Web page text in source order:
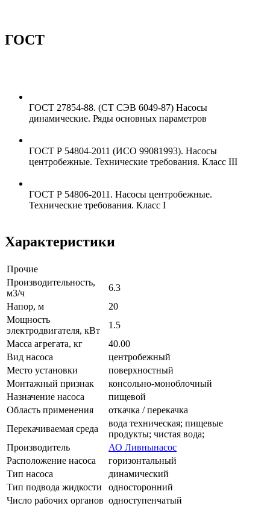
ГОСТ
ГОСТ 27854-88. (СТ СЭВ 6049-87) Насосы
динамические. Ряды основных параметров
ГОСТ Р 54804-2011 (ИСО 99081993). Насосы
центробежные. Технические требования. Класс III
ГОСТ Р 54806-2011. Насосы центробежные.
Технические требования. Класс I
Характеристики
Прочие
Производительность,
м3/ч
6.3
Напор, м
20
Мощность
электродвигателя, кВт
1.5
Масса агрегата, кг
40.00
Вид насоса
центробежный
Место установки
поверхностный
Монтажный признак
консольно-моноблочный
Назначение насоса
пищевой
Область применения
откачка / перекачка
Перекачиваемая среда
вода техническая; пищевые
продукты; чистая вода;
Производитель
АО Ливнынасос
Расположение насоса
горизонтальный
Тип насоса
динамический
Тип подвода жидкости
односторонний
Число рабочих органов одноступенчатый